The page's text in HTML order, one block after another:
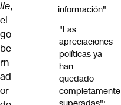
ile,
el
go
be
rn
ad
or
información"
"Las
apreciaciones
políticas ya
han
quedado
completamente